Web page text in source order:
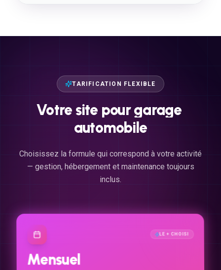
TARIFICATION FLEXIBLE
Votre site pourgarage
automobile
Choisissez la formule qui correspond à votre activité
— gestion, hébergement et maintenance toujours
inclus.
LE + CHOISI
Mensuel